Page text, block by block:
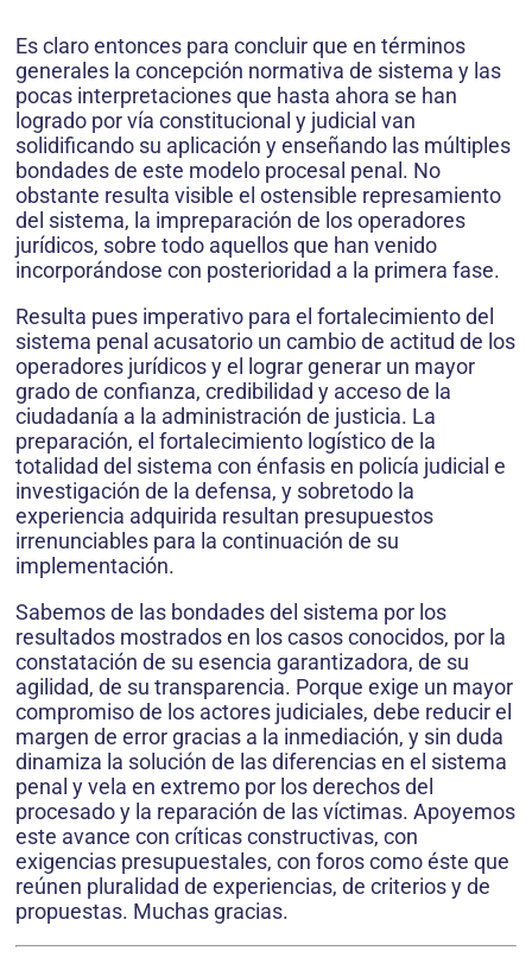
Es claro entonces para concluir que en términos
generales la concepción normativa de sistema y las
pocas interpretaciones que hasta ahora se han
logrado por vía constitucional y judicial van
solidificando su aplicación y enseñando las múltiples
bondades de este modelo procesal penal. No
obstante resulta visible el ostensible represamiento
del sistema, la impreparación de los operadores
jurídicos, sobre todo aquellos que han venido
incorporándose con posterioridad a la primera fase.
Resulta pues imperativo para el fortalecimiento del
sistema penal acusatorio un cambio de actitud de los
operadores jurídicos y el lograr generar un mayor
grado de confianza, credibilidad y acceso de la
ciudadanía a la administración de justicia. La
preparación, el fortalecimiento logístico de la
totalidad del sistema con énfasis en policía judicial e
investigación de la defensa, y sobretodo la
experiencia adquirida resultan presupuestos
irrenunciables para la continuación de su
implementación.
Sabemos de las bondades del sistema por los
resultados mostrados en los casos conocidos, por la
constatación de su esencia garantizadora, de su
agilidad, de su transparencia. Porque exige un mayor
compromiso de los actores judiciales, debe reducir el
margen de error gracias a la inmediación, y sin duda
dinamiza la solución de las diferencias en el sistema
penal y vela en extremo por los derechos del
procesado y la reparación de las víctimas. Apoyemos
este avance con críticas constructivas, con
exigencias presupuestales, con foros como éste que
reúnen pluralidad de experiencias, de criterios y de
propuestas. Muchas gracias.